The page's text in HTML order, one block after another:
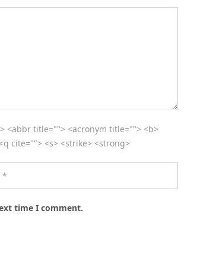
<abbr title=""> <acronym title=""> <b>
cite=""> <s> <strike> <strong>
time I comment.